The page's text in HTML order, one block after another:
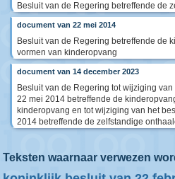
Besluit van de Regering betreffende de
document van 22 mei 2014
Besluit van de Regering betreffende de
vormen van kinderopvang
document van 14 december 2023
Besluit van de Regering tot wijziging
22 mei 2014 betreffende de
kinderopvang en tot wijziging van het
2014 betreffende de zelfstandige
Teksten waarnaar verwezen